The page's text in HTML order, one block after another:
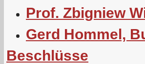
Prof. Zbigniew
Gerd Hommel,
Beschlüsse